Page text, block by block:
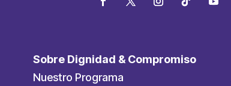
Sobre Dignidad & Compromiso
Nuestro Programa